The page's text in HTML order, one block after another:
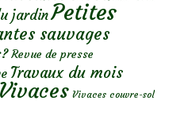
jardinPetites
sauvages
Revue de presse
Travaux du mois
Vivaces Vivaces couvre-sol